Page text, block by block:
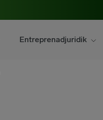
Entreprenadjuridik